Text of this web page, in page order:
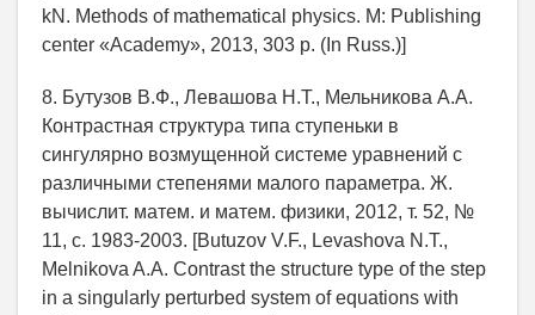
kN. Methods of mathematical physics. M: Publishing
center «Academy», 2013, 303 p. (In Russ.)]
8. Бутузов В.Ф., Левашова Н.Т., Мельникова А.А.
Контрастная структура типа ступеньки в
сингулярно возмущенной системе уравнений с
различными степенями малого параметра. Ж.
вычислит. матем. и матем. физики, 2012, т. 52, №
11, с. 1983-2003. [Butuzov V.F., Levashova N.T.,
Melnikova A.A. Contrast the structure type of the step
in a singularly perturbed system of equations with